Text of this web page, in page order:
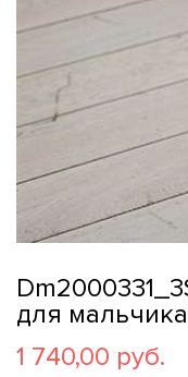
для
1 740,00 руб.